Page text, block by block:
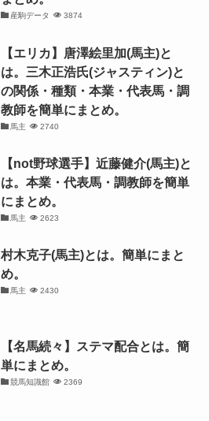
産駒データ 3874
【エリカ】唐澤絵里加(馬主)と
は。三木正浩氏(ジャスティン)と
の関係・種類・本業・代表馬・調
教師を簡単にまとめ。
馬主 2740
【not野球選手】近藤健介(馬主)と
は。本業・代表馬・調教師を簡単
にまとめ。
馬主 2623
村木克子(馬主)とは。簡単にまと
め。
馬主 2430
【名馬続々】ステマ配合とは。簡
単にまとめ。
競馬知識館 2369